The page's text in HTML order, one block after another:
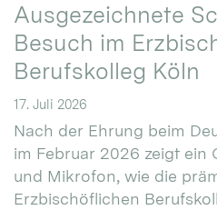
Ausgezeichnete
Besuch im
Berufskolleg Köln
17. Juli 2026
Nach der Ehrung beim
im Februar 2026 zeigt ein
und Mikrofon, wie die
Erzbischöflichen